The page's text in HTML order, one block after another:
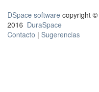
DSpace software copyright ©
2016 DuraSpace
Contacto | Sugerencias